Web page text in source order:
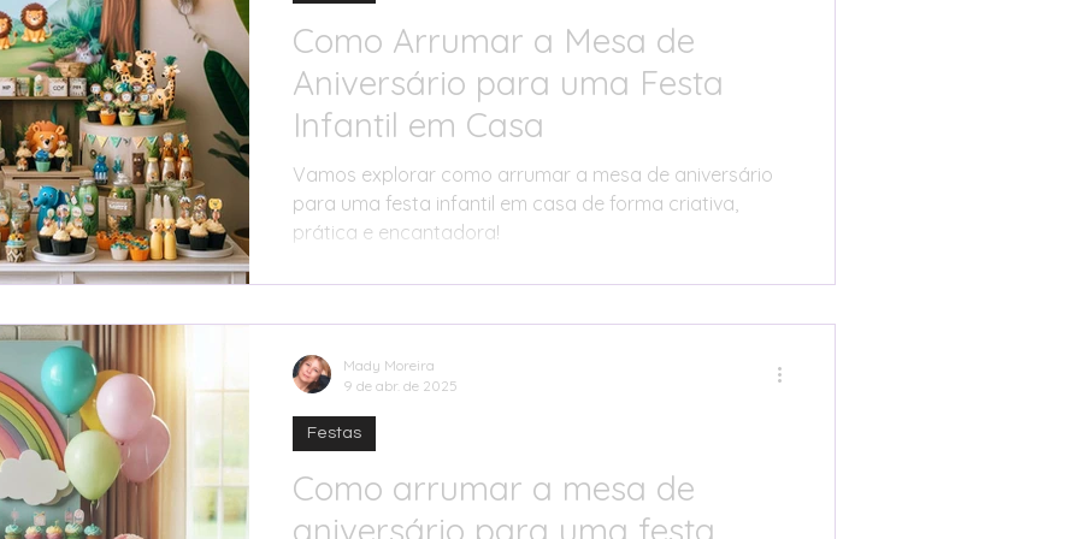
Como Arrumar a Mesa de
Aniversário para uma Festa
Infantil em Casa
Vamos explorar como arrumar a mesa de aniversário
para uma festa infantil em casa de forma criativa,
prática e encantadora!
Como arrumar a mesa de
aniversário para uma festa
Festas
Mady Moreira
9 de abr. de 2025